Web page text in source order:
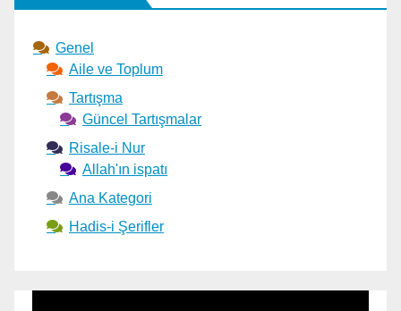
Genel
Aile ve Toplum
Tartışma
Güncel Tartışmalar
Risale-i Nur
Allah'ın ispatı
Ana Kategori
Hadis-i Şerifler